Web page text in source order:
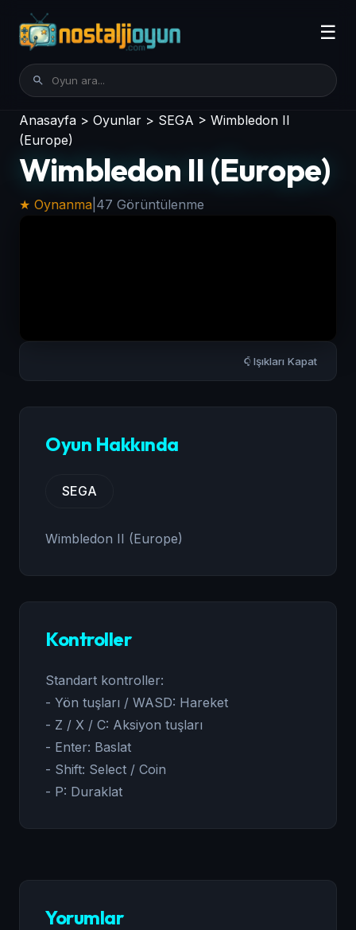
☰
Anasayfa > Oyunlar > SEGA > Wimbledon II
(Europe)
Wimbledon II (Europe)
★ Oynanma 47 Görüntülenme
Işıkları Kapat
Oyun Hakkında
SEGA
Wimbledon II (Europe)
Kontroller
Standart kontroller:
- Yön tuşları / WASD: Hareket
- Z / X / C: Aksiyon tuşları
- Enter: Baslat
- Shift: Select / Coin
- P: Duraklat
Yorumlar